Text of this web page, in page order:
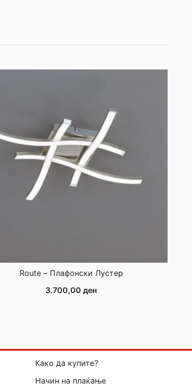
Route – Плафонски Лустер
3.700,00ден
Како да купите?
Начин на плаќање